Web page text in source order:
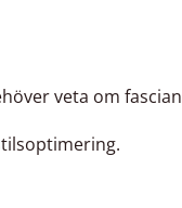
veta om fascian